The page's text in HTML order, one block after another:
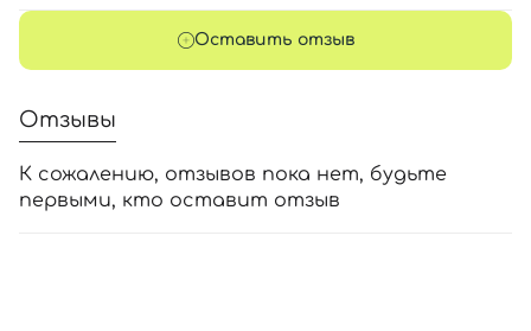
Оставить отзыв
Отзывы
К сожалению, отзывов пока нет, будьте
первыми, кто оставит отзыв